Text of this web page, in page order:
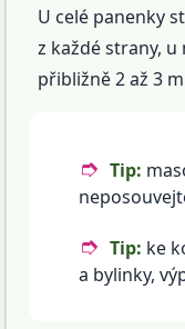
U celé panenky
z každé strany,
přibližně 2 až 3
Tip:
Tip: ke
a bylinky,